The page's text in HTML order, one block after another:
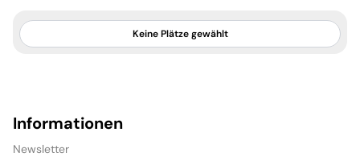
0 Plätze ausgewählt
Zurücksetzen Bestätigen
Keine Plätze gewählt
Informationen
Newsletter